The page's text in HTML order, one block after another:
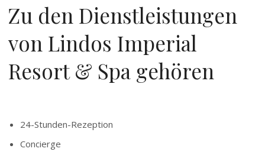
Zu den Dienstleistungen
von Lindos Imperial
Resort & Spa gehören
24-Stunden-Rezeption
Concierge